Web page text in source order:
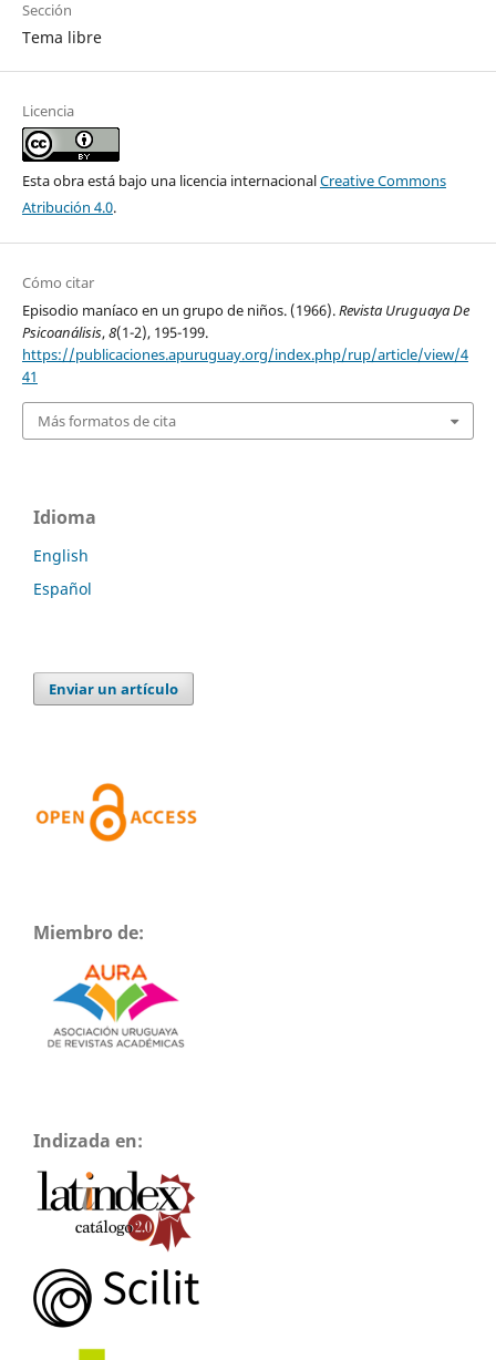
Sección
Tema libre
Licencia
Esta obra está bajo una licencia internacionalCreative Commons
Atribución 4.0.
Cómo citar
Episodio maníaco en un grupo de niños. (1966).Revista Uruguaya De
Psicoanálisis,8(1-2), 195-199.
https://publicaciones.apuruguay.org/index.php/rup/article/view/4
41
Más formatos de cita
Idioma
English
Español
Enviar un artículo
Miembro de:
Indizada en: